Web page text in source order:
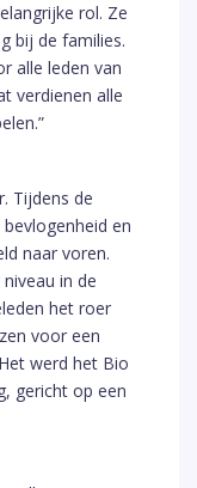
rol. Ze
bij de families.
alle leden van
verdienen alle
Tijdens de
en
naar voren.
in de
het roer
voor een
werd het Bio
gericht op een